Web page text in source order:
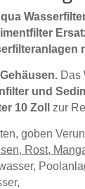
Das
und
10 Zoll
zur
goben
Rost,